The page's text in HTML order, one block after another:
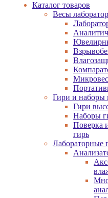
Каталог товаров
Весы
Гири и наборы
Гири
Наборы
Поверка
гирь
Лабораторные